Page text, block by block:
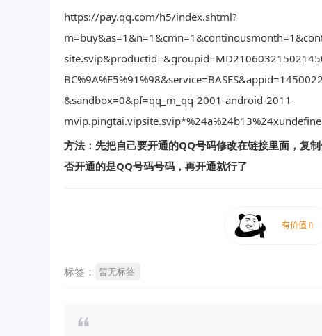
https://pay.qq.com/h5/index.shtml?
&sandbox=0&pf=qq_m_qq-2001-android-2011-
方法：先把自己要开通的QQ号码修改在链接里面，复
否开通的是QQ号码号码，再开通就行了
标签： 暂无标签